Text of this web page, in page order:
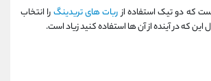
که دو تیک استفاده ازربات های تریدینگرا انتخاب
این که در آینده از آن ها استفاده کنید زیاد است.